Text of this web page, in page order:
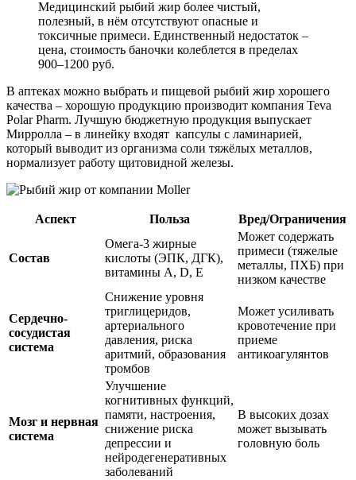
Медицинский рыбий жир более чистый,
полезный, в нём отсутствуют опасные и
токсичные примеси. Единственный недостаток –
цена, стоимость баночки колеблется в пределах
900–1200 руб.
В аптеках можно выбрать и пищевой рыбий жир хорошего
качества – хорошую продукцию производит компания Teva
Polar Pharm. Лучшую бюджетную продукция выпускает
Мирролла – в линейку входят капсулы с ламинарией,
который выводит из организма соли тяжёлых металлов,
нормализует работу щитовидной железы.
Аспект Польза Вред/Ограничения
Состав
Омега-3 жирные
кислоты (ЭПК, ДГК),
витамины А, D, Е
Может содержать
примеси (тяжелые
металлы, ПХБ) при
низком качестве
Сердечно-
сосудистая
система
Снижение уровня
триглицеридов,
артериального
давления, риска
аритмий, образования
тромбов
Может усиливать
кровотечение при
приеме
антикоагулянтов
Мозг и нервная
система
Улучшение
когнитивных функций,
памяти, настроения,
снижение риска
депрессии и
нейродегенеративных
заболеваний
В высоких дозах
может вызывать
головную боль